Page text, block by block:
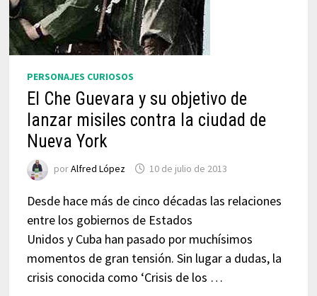
PERSONAJES CURIOSOS
El Che Guevara y su objetivo de
lanzar misiles contra la ciudad de
Nueva York
porAlfred López 10 de julio de 2013
Desde hace más de cinco décadas las relaciones
entre los gobiernos de Estados
Unidos y Cuba han pasado por muchísimos
momentos de gran tensión. Sin lugar a dudas, la
crisis conocida como ‘Crisis de los …